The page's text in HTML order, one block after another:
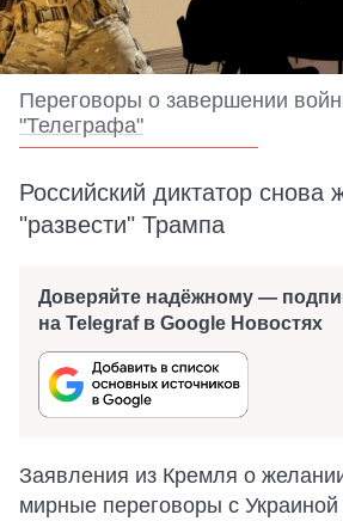
Переговоры о завершении
"Телеграфа"
Российский диктатор снова
"развести" Трампа
Доверяйте надёжному —
на Telegraf в Google Новостях
Заявления из Кремля о
мирные переговоры с Украиной